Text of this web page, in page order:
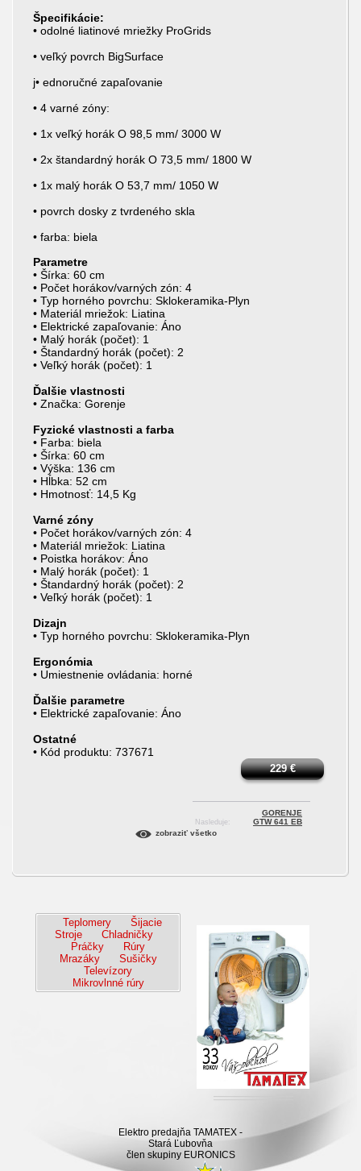
Špecifikácie:
• odolné liatinové mriežky ProGrids
• veľký povrch BigSurface
j• ednoručné zapaľovanie
• 4 varné zóny:
• 1x veľký horák O 98,5 mm/ 3000 W
• 2x štandardný horák O 73,5 mm/ 1800 W
• 1x malý horák O 53,7 mm/ 1050 W
• povrch dosky z tvrdeného skla
• farba: biela
Parametre
• Šírka: 60 cm
• Počet horákov/varných zón: 4
• Typ horného povrchu: Sklokeramika-Plyn
• Materiál mriežok: Liatina
• Elektrické zapaľovanie: Áno
• Malý horák (počet): 1
• Štandardný horák (počet): 2
• Veľký horák (počet): 1
Ďalšie vlastnosti
• Značka: Gorenje
Fyzické vlastnosti a farba
• Farba: biela
• Šírka: 60 cm
• Výška: 136 cm
• Hĺbka: 52 cm
• Hmotnosť: 14,5 Kg
Varné zóny
• Počet horákov/varných zón: 4
• Materiál mriežok: Liatina
• Poistka horákov: Áno
• Malý horák (počet): 1
• Štandardný horák (počet): 2
• Veľký horák (počet): 1
Dizajn
• Typ horného povrchu: Sklokeramika-Plyn
Ergonómia
• Umiestnenie ovládania: horné
Ďalšie parametre
• Elektrické zapaľovanie: Áno
Ostatné
• Kód produktu: 737671
229€
Nasleduje:
GORENJE
GTW 641 EB
zobraziť všetko
Teplomery
Šijacie
Stroje
Chladničky
Práčky
Rúry
Mrazáky
Sušičky
Televízory
Mikrovlnné rúry
Elektro predajňa TAMATEX -
Stará Ľubovňa
člen skupiny EURONICS